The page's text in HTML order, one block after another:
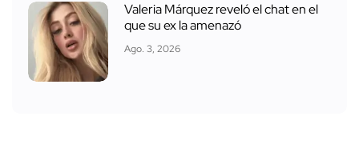
Valeria Márquez reveló el chat en el
que su ex la amenazó
Ago. 3, 2026